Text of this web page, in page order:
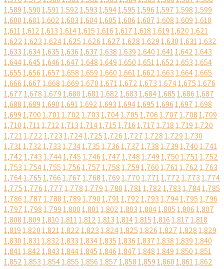
1,5891,5901,5911,5921,5931,5941,5951,5961,5971,5981,599
1,6001,6011,6021,6031,6041,6051,6061,6071,6081,6091,610
1,6111,6121,6131,6141,6151,6161,6171,6181,6191,6201,621
1,6221,6231,6241,6251,6261,6271,6281,6291,6301,6311,632
1,6331,6341,6351,6361,6371,6381,6391,6401,6411,6421,643
1,6441,6451,6461,6471,6481,6491,6501,6511,6521,6531,654
1,6551,6561,6571,6581,6591,6601,6611,6621,6631,6641,665
1,6661,6671,6681,6691,6701,6711,6721,6731,6741,6751,676
1,6771,6781,6791,6801,6811,6821,6831,6841,6851,6861,687
1,6881,6891,6901,6911,6921,6931,6941,6951,6961,6971,698
1,6991,7001,7011,7021,7031,7041,7051,7061,7071,7081,709
1,7101,7111,7121,7131,7141,7151,7161,7171,7181,7191,720
1,7211,7221,7231,7241,7251,7261,7271,7281,7291,730
1,7311,7321,7331,7341,7351,7361,7371,7381,7391,7401,741
1,7421,7431,7441,7451,7461,7471,7481,7491,7501,7511,752
1,7531,7541,7551,7561,7571,7581,7591,7601,7611,7621,763
1,7641,7651,7661,7671,7681,7691,7701,7711,7721,7731,774
1,7751,7761,7771,7781,7791,7801,7811,7821,7831,7841,785
1,7861,7871,7881,7891,7901,7911,7921,7931,7941,7951,796
1,7971,7981,7991,8001,8011,8021,8031,8041,8051,8061,807
1,8081,8091,8101,8111,8121,8131,8141,8151,8161,8171,818
1,8191,8201,8211,8221,8231,8241,8251,8261,8271,8281,829
1,8301,8311,8321,8331,8341,8351,8361,8371,8381,8391,840
1,8411,8421,8431,8441,8451,8461,8471,8481,8491,8501,851
1,8521,8531,8541,8551,8561,8571,8581,8591,8601,8611,862